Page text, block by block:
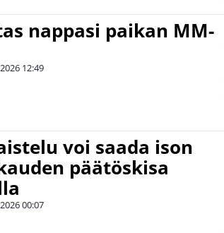
nappasi paikan MM-
12:49
voi saada ison
päätöskisa
00:07